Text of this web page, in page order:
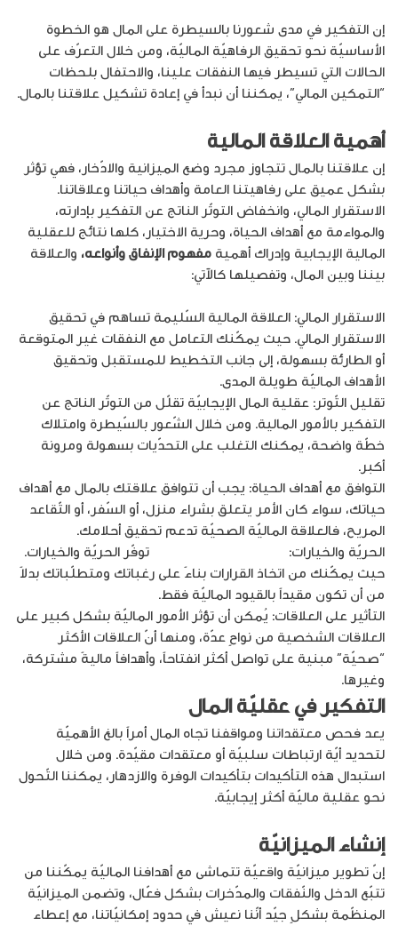
إن التفكير في مدى شعورنا بالسيطرة على المال هو الخطوة
الأساسيّة نحو تحقيق الرفاهيّة الماليّة، ومن خلال التعرّف على
الحالات التي تسيطر فيها النفقات علينا، والاحتفال بلحظات
“التمكين المالي”، يمكننا أن نبدأ في إعادة تشكيل علاقتنا بالمال.
أهمية العلاقة المالية
إن علاقتنا بالمال تتجاوز مجرد وضع الميزانية والادّخار، فهي تؤثر
بشكل عميق على رفاهيتنا العامة وأهداف حياتنا وعلاقاتنا.
الاستقرار المالي، وانخفاض التوتّر الناتج عن التفكير بإدارته،
والمواءمة مع أهداف الحياة، وحرية الاختيار، كلها نتائج للعقلية
المالية الإيجابية وإدراك أهمية مفهوم الإنفاق وأنواعه، والعلاقة
بيننا وبين المال، وتفصيلها كالآتي:
الاستقرار المالي: العلاقة المالية السّليمة تساهم في تحقيق
الاستقرار المالي. حيث يمكّنك التعامل مع النفقات غير المتوقعة
أو الطارئة بسهولة، إلى جانب التخطيط للمستقبل وتحقيق
الأهداف الماليّة طويلة المدى.
تقليل التّوتر: عقلية المال الإيجابيّة تقلّل من التوتّر الناتج عن
التفكير بالأمور المالية. ومن خلال الشّعور بالسّيطرة وامتلاك
خطّة واضحة، يمكنك التغلب على التحدّيات بسهولة ومرونة
أكبر.
التوافق مع أهداف الحياة: يجب أن تتوافق علاقتك بالمال مع أهداف
حياتك، سواء كان الأمر يتعلق بشراء منزل، أو السّفر، أو التّقاعد
المريح، فالعلاقة الماليّة الصحيّة تدعم تحقيق أحلامك.
الحريّة والخيارات:
توفّر الحريّة والخيارات.
حيث يمكّنك من اتخاذ القرارات بناءً على رغباتك ومتطلّباتك بدلاً
من أن تكون مقيداً بالقيود الماليّة فقط.
التأثير على العلاقات: يُمكن أن تؤثر الأمور الماليّة بشكل كبير على
العلاقات الشخصية من نواحٍ عدّة، ومنها أنّ العلاقات الأكثر
“صحيّة” مبنية على تواصل أكثر انفتاحاً، وأهدافاً ماليةً مشتركة،
وغيرها.
التفكير في عقليّة المال
يعد فحص معتقداتنا ومواقفنا تجاه المال أمراً بالغ الأهميّة
لتحديد أيّة ارتباطات سلبيّة أو معتقدات مقيّدة. ومن خلال
استبدال هذه التأكيدات بتأكيدات الوفرة والازدهار، يمكننا التّحول
نحو عقلية ماليّة أكثر إيجابيّة.
إنشاء الميزانيّة
إنّ تطوير ميزانيّة واقعيّة تتماشى مع أهدافنا الماليّة يمكّننا من
تتبّع الدخل والنّفقات والمدّخرات بشكل فعّال، وتضمن الميزانيّة
المنظّمة بشكلٍ جيّد أنّنا نعيش في حدود إمكانيّاتنا، مع إعطاء